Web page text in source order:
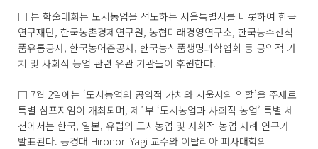
□ 본 학술대회는 도시농업을 선도하는 서울특별시를 비롯하여 한국
연구재단, 한국농촌경제연구원, 농협미래경영연구소, 한국농수산식
품유통공사, 한국농어촌공사, 한국농식품생명과학협회 등 공익적 가
치 및 사회적 농업 관련 유관 기관들이 후원한다.
□ 7월 2일에는 ‘도시농업의 공익적 가치와 서울시의 역할’을 주제로
특별 심포지엄이 개최되며, 제1부 ‘도시농업과 사회적 농업’ 특별 세
션에서는 한국, 일본, 유럽의 도시농업 및 사회적 농업 사례 연구가
발표된다. 동경대 Hironori Yagi 교수와 이탈리아 피사대학의